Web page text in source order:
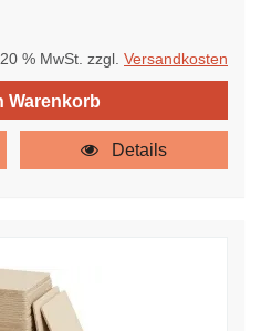
% MwSt. zzgl. Versandkosten
Details